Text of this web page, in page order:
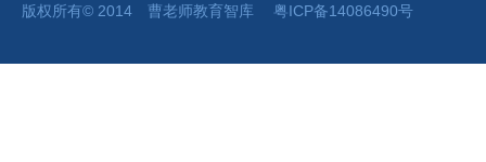
版权所有© 2014 曹老师教育智库 粤ICP备14086490号